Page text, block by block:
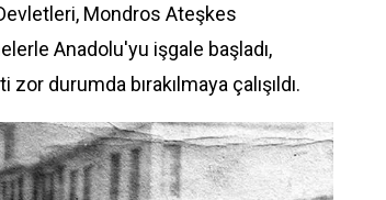
Mondros Ateşkes
Anadolu'yu işgale başladı,
durumda bırakılmaya çalışıldı.